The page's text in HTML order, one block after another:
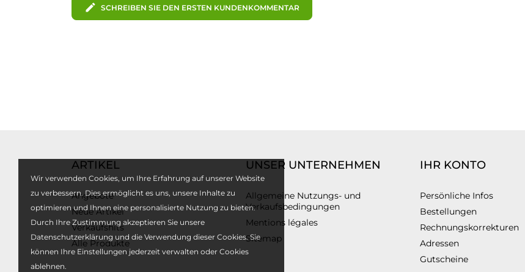
Wir verwenden Cookies, um Ihre Erfahrung auf unserer Website
zu verbessern. Dies ermöglicht es uns, unsere Inhalte zu
optimieren und Ihnen eine personalisierte Nutzung zu bieten.
Durch Ihre Zustimmung akzeptieren Sie unsere
Datenschutzerklärung und die Verwendung dieser Cookies. Sie
können Ihre Einstellungen jederzeit verwalten oder Cookies
ablehnen.
edit SCHREIBEN SIE DEN ERSTEN KUNDENKOMMENTAR
ARTIKEL
Angebote
Neue Artikel
Verkaufshits
Alle Produkte
UNSER UNTERNEHMEN
Allgemeine Nutzungs- und
Verkaufsbedingungen
Mentions légales
Sitemap
IHR KONTO
Persönliche Infos
Bestellungen
Rechnungskorrekturen
Adressen
Gutscheine